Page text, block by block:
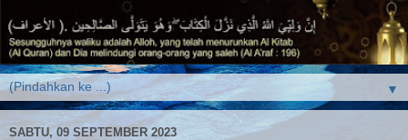
▼
SABTU, 09 SEPTEMBER 2023